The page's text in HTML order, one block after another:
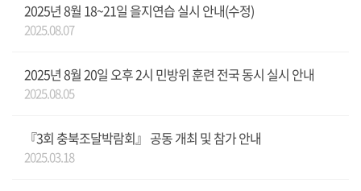
2025년 8월 18~21일 을지연습 실시 안내(수정)
2025.08.07
2025년 8월 20일 오후 2시 민방위 훈련 전국 동시 실시 안내
2025.08.05
『3회 충북조달박람회』 공동 개최 및 참가 안내
2025.03.18